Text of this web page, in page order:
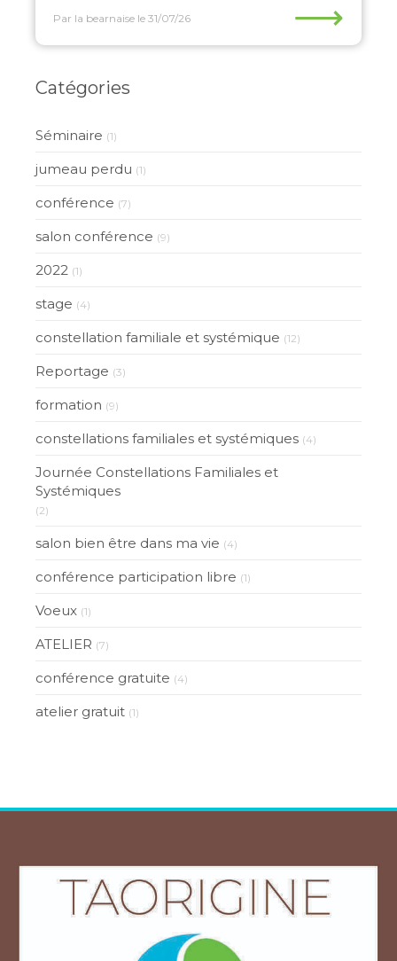
Par la bearnaise le 31/07/26 ⟶
Catégories
Séminaire (1)
jumeau perdu (1)
conférence (7)
salon conférence (9)
2022 (1)
stage (4)
constellation familiale et systémique (12)
Reportage (3)
formation (9)
constellations familiales et systémiques (4)
Journée Constellations Familiales et
Systémiques
(2)
salon bien être dans ma vie (4)
conférence participation libre (1)
Voeux (1)
ATELIER (7)
conférence gratuite (4)
atelier gratuit (1)